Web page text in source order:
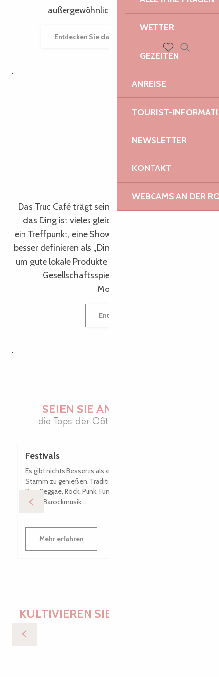
WETTER
GEZEITEN
ANREISE
TOURIST-
NEWSLETTER
KONTAKT
WEBCAMS AN DER
Voir les favoris
außergewöhnlichen Umgebung probieren.
Entdecken Sie das unwahrscheinliche Café
.
Das Truc Café trägt seinen Namen zu Recht, denn
das Ding ist vieles gleichzeitig: eine Bar, ein Café,
ein Treffpunkt, eine Show, kein Wort kann das Ding
besser definieren als „Ding“. Also gehen Sie dorthin,
um gute lokale Produkte zu probieren, während Sie
Gesellschaftsspiele spielen und einen guten
Moment mit Freunden teilen.
Entdecken Sie das Truc Café
.
SEIEN SIE AN DER SPITZE
die Tops der Côte de Granit Rose
Festivals
Es gibt nichts Besseres als ein Festival, um seinen
Stamm zu genießen. Traditionelle bretonische Musik,
Rap, Reggae, Rock, Punk, Funk, Pop, Elektro-DJs und
sogar Barockmusik:...
Mehr erfahren
KULTIVIEREN SIE IHRE WÜNSCHE